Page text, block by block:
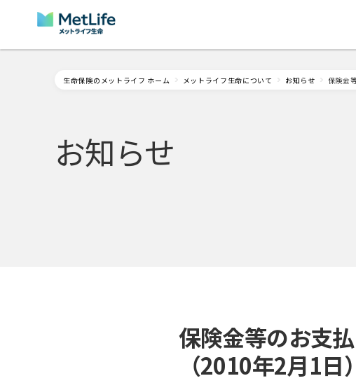
Skip Navigation
生命保険のメットライフ ホーム メットライフ生命について お知らせ 保険金
お知らせ
保険金等のお支
（2010年2月1日）